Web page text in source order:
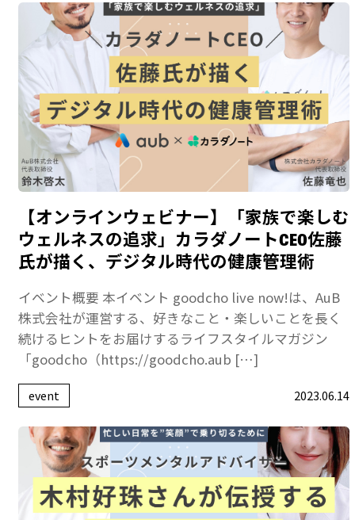
【オンラインウェビナー】「家族で楽しむ
ウェルネスの追求」カラダノートCEO佐藤
氏が描く、デジタル時代の健康管理術
イベント概要 本イベント goodcho live now!は、AuB
株式会社が運営する、好きなこと・楽しいことを長く
続けるヒントをお届けするライフスタイルマガジン
「goodcho（https://goodcho.aub […]
event 2023.06.14